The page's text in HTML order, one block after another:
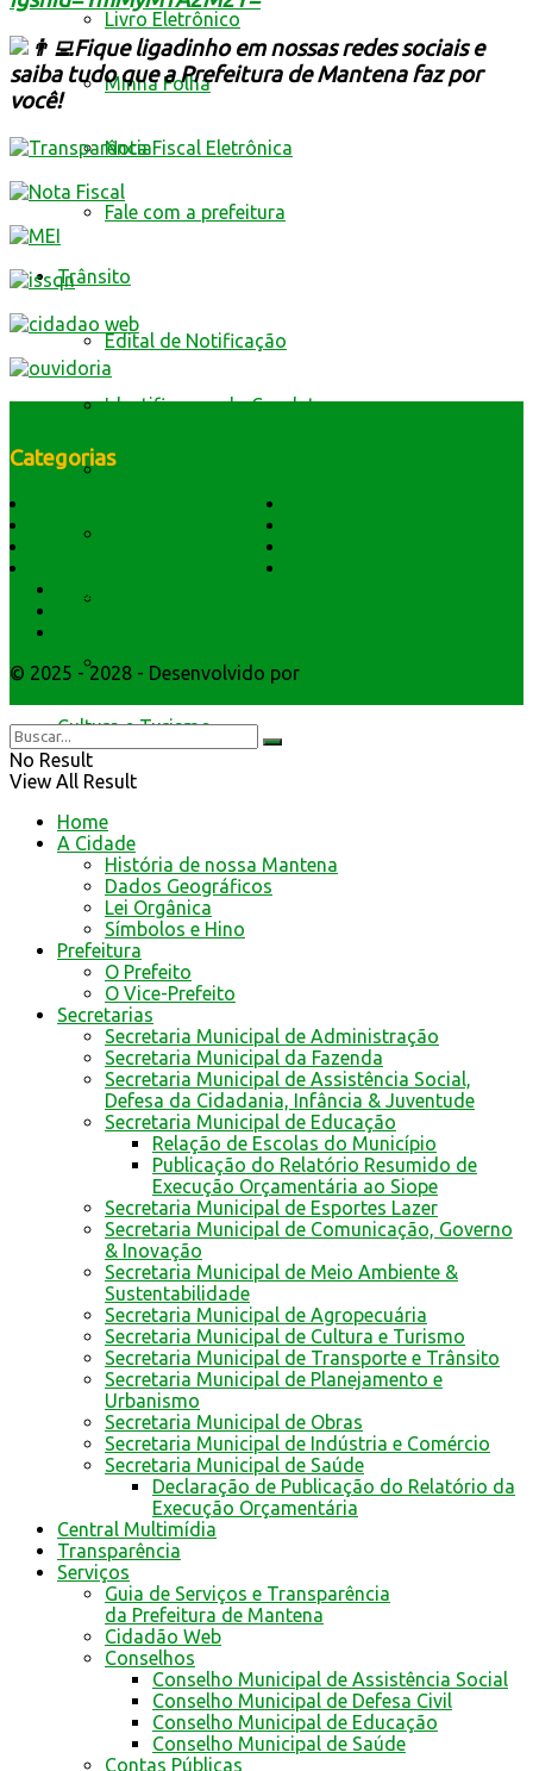
Livro Eletrônico
Minha Folha
Nota Fiscal Eletrônica
Fale com a prefeitura
Trânsito
Edital de Notificação
Identificacao do Condutor
Requerimento para Cartão de Autista
Resultado de defesa e recursos
Educação no Trânsito
Cultura e Turismo
Fique ligadinho em nossas redes sociais e
saiba tudo que a Prefeitura de Mantena faz por
você!
Categorias
Dados Geográficos
Secretarios
© 2025 - 2028 - Desenvolvido por
No Result
View All Result
Home
A Cidade
História de nossa Mantena
Dados Geográficos
Lei Orgânica
Símbolos e Hino
Prefeitura
O Prefeito
O Vice-Prefeito
Secretarias
Secretaria Municipal de Administração
Secretaria Municipal da Fazenda
Secretaria Municipal de Assistência Social,
Defesa da Cidadania, Infância & Juventude
Secretaria Municipal de Educação
Relação de Escolas do Município
Publicação do Relatório Resumido de
Execução Orçamentária ao Siope
Secretaria Municipal de Esportes Lazer
Secretaria Municipal de Comunicação, Governo
& Inovação
Secretaria Municipal de Meio Ambiente &
Sustentabilidade
Secretaria Municipal de Agropecuária
Secretaria Municipal de Cultura e Turismo
Secretaria Municipal de Transporte e Trânsito
Secretaria Municipal de Planejamento e
Urbanismo
Secretaria Municipal de Obras
Secretaria Municipal de Indústria e Comércio
Secretaria Municipal de Saúde
Declaração de Publicação do Relatório da
Execução Orçamentária
Central Multimídia
Transparência
Serviços
Guia de Serviços e Transparência
da Prefeitura de Mantena
Cidadão Web
Conselhos
Conselho Municipal de Assistência Social
Conselho Municipal de Defesa Civil
Conselho Municipal de Educação
Conselho Municipal de Saúde
Contas Públicas